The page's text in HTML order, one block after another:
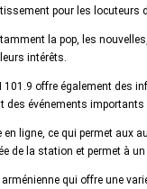
pour les locuteurs
la pop, les
intérêts.
101.9 offre également des
événements
ligne, ce qui permet aux
de la station et permet à
qui offre une